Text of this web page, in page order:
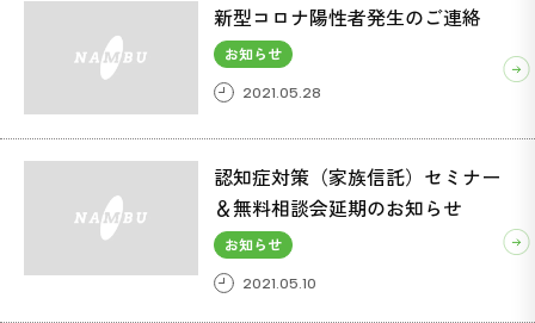
新型コロナ陽性者発生のご連絡
お知らせ
2021.05.28
認知症対策（家族信託）セミナー
＆無料相談会延期のお知らせ
お知らせ
2021.05.10